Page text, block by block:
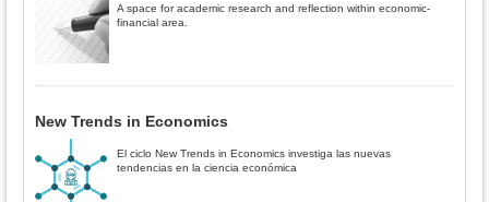
A space for academic research and reflection within economic-
financial area.
New Trends in Economics
El ciclo New Trends in Economics investiga las nuevas
tendencias en la ciencia económica